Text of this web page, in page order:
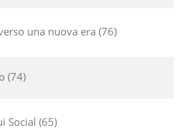
una nuova era 76
74
Social 65